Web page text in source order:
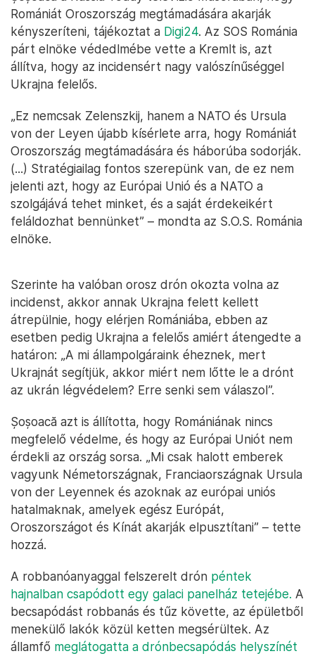
Romániát Oroszország megtámadására akarják
kényszeríteni, tájékoztat a Digi24. Az SOS Románia
párt elnöke védedlmébe vette a Kremlt is, azt
állítva, hogy az incidensért nagy valószínűséggel
Ukrajna felelős.
„Ez nemcsak Zelenszkij, hanem a NATO és Ursula
von der Leyen újabb kísérlete arra, hogy Romániát
Oroszország megtámadására és háborúba sodorják.
(...) Stratégiailag fontos szerepünk van, de ez nem
jelenti azt, hogy az Európai Unió és a NATO a
szolgájává tehet minket, és a saját érdekeikért
feláldozhat bennünket” – mondta az S.O.S. Románia
elnöke.
Szerinte ha valóban orosz drón okozta volna az
incidenst, akkor annak Ukrajna felett kellett
átrepülnie, hogy elérjen Romániába, ebben az
esetben pedig Ukrajna a felelős amiért átengedte a
határon: „A mi állampolgáraink éheznek, mert
Ukrajnát segítjük, akkor miért nem lőtte le a drónt
az ukrán légvédelem? Erre senki sem válaszol”.
Șoșoacă azt is állította, hogy Romániának nincs
megfelelő védelme, és hogy az Európai Uniót nem
érdekli az ország sorsa. „Mi csak halott emberek
vagyunk Németországnak, Franciaországnak Ursula
von der Leyennek és azoknak az európai uniós
hatalmaknak, amelyek egész Európát,
Oroszországot és Kínát akarják elpusztítani” – tette
hozzá.
A robbanóanyaggal felszerelt drón péntek
hajnalban csapódott egy galaci panelház tetejébe. A
becsapódást robbanás és tűz követte, az épületből
menekülő lakók közül ketten megsérültek. Az
államfő meglátogatta a drónbecsapódás helyszínét